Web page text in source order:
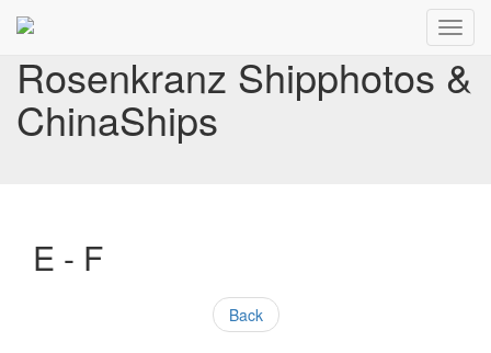
Rosenkranz Shipphotos &
ChinaShips
E - F
Back